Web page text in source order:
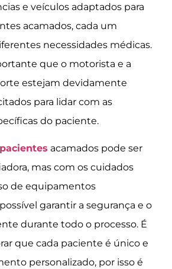
e veículos adaptados para
acamados, cada um
necessidades médicas.
que o motorista e a
estejam devidamente
para lidar com as
do paciente.
acamados pode ser
mas com os cuidados
de equipamentos
garantir a segurança e o
durante todo o processo. É
que cada paciente é único e
personalizado, por isso é